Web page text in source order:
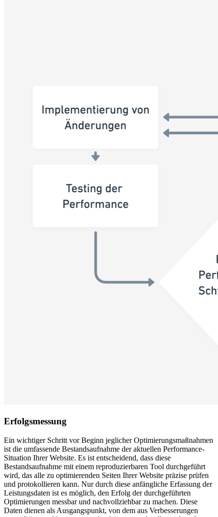
Erfolgsmessung
Ein wichtiger Schritt vor Beginn jeglicher Optimierungsmaßnahmen
ist die umfassende Bestandsaufnahme der aktuellen Performance-
Situation Ihrer Website. Es ist entscheidend, dass diese
Bestandsaufnahme mit einem reproduzierbaren Tool durchgeführt
wird, das alle zu optimierenden Seiten Ihrer Website präzise prüfen
und protokollieren kann. Nur durch diese anfängliche Erfassung der
Leistungsdaten ist es möglich, den Erfolg der durchgeführten
Optimierungen messbar und nachvollziehbar zu machen. Diese
Daten dienen als Ausgangspunkt, von dem aus Verbesserungen